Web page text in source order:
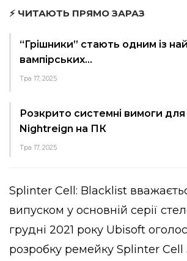
⚡ ЧИТАЮТЬ ПРЯМО ЗАРАЗ
“Грішники” стають одним із
вампірських…
Тра 17, 2025
Розкрито системні вимоги для
Nightreign на ПК
Тра 17, 2025
Splinter Cell: Blacklist
випуском у основній серії
грудні 2021 року Ubisoft
розробку ремейку Splinter Cell